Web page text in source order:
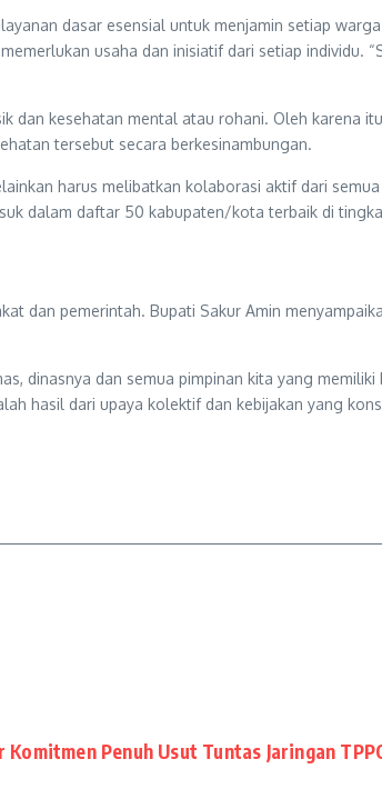
dasar esensial untuk menjamin setiap
usaha dan inisiatif dari setiap individu.
dan kesehatan mental atau rohani. Oleh karena
tersebut secara berkesinambungan.
harus melibatkan kolaborasi aktif dari
dalam daftar 50 kabupaten/kota terbaik di
dan pemerintah. Bupati Sakur Amin
dinasnya dan semua pimpinan kita yang
hasil dari upaya kolektif dan kebijakan yang
Komitmen Penuh Usut Tuntas Jaringan